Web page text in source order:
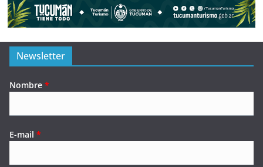
Newsletter
Nombre *
E-mail *